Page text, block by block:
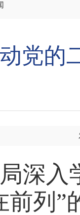
党的
入学
前列”